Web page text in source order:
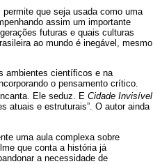
que seja usada como uma
assim um importante
futuras e quais culturas
ao mundo é inegável, mesmo
ambientes científicos e na
o pensamento crítico.
Ele seduz. E Cidade Invisível
atuais e estruturais”. O autor ainda
uma aula complexa sobre
que conta a história já
a necessidade de